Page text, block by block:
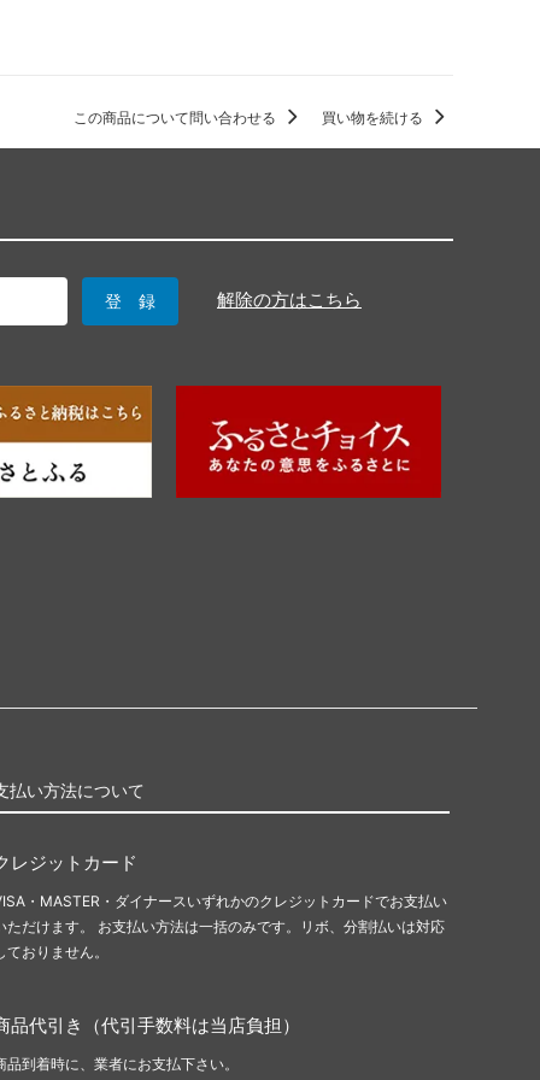
この商品について問い合わせる 買い物を続ける
解除の方はこちら
払い方法について
レジットカード
・MASTER・ダイナースいずれかのクレジットカードでお支払い
ただけます。 お支払い方法は一括のみです。リボ、分割払いは対応
ておりません。
品代引き（代引手数料は当店負担）
品到着時に、業者にお支払下さい。